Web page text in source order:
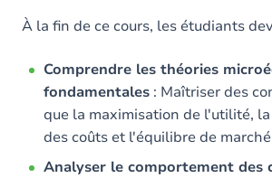
Contenu
À la fin de ce cours, les étudiants
Comprendre les théories
fondamentales : Maîtriser des
que la maximisation de l'utilité,
des coûts et l'équilibre de
Analyser le comportement des